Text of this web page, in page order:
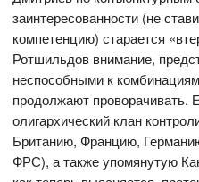
заинтересованности (не
компетенцию) старается
Ротшильдов внимание,
неспособными к
продолжают проворачивать.
олигархический клан
Британию, Францию,
ФРС), а также упомянутую